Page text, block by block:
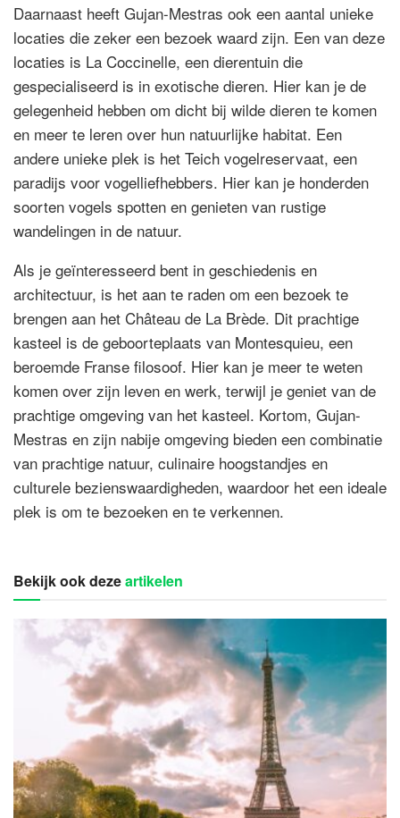
Daarnaast heeft Gujan-Mestras ook een aantal unieke
locaties die zeker een bezoek waard zijn. Een van deze
locaties is La Coccinelle, een dierentuin die
gespecialiseerd is in exotische dieren. Hier kan je de
gelegenheid hebben om dicht bij wilde dieren te komen
en meer te leren over hun natuurlijke habitat. Een
andere unieke plek is het Teich vogelreservaat, een
paradijs voor vogelliefhebbers. Hier kan je honderden
soorten vogels spotten en genieten van rustige
wandelingen in de natuur.
Als je geïnteresseerd bent in geschiedenis en
architectuur, is het aan te raden om een bezoek te
brengen aan het Château de La Brède. Dit prachtige
kasteel is de geboorteplaats van Montesquieu, een
beroemde Franse filosoof. Hier kan je meer te weten
komen over zijn leven en werk, terwijl je geniet van de
prachtige omgeving van het kasteel. Kortom, Gujan-
Mestras en zijn nabije omgeving bieden een combinatie
van prachtige natuur, culinaire hoogstandjes en
culturele bezienswaardigheden, waardoor het een ideale
plek is om te bezoeken en te verkennen.
Bekijk ook dezeartikelen